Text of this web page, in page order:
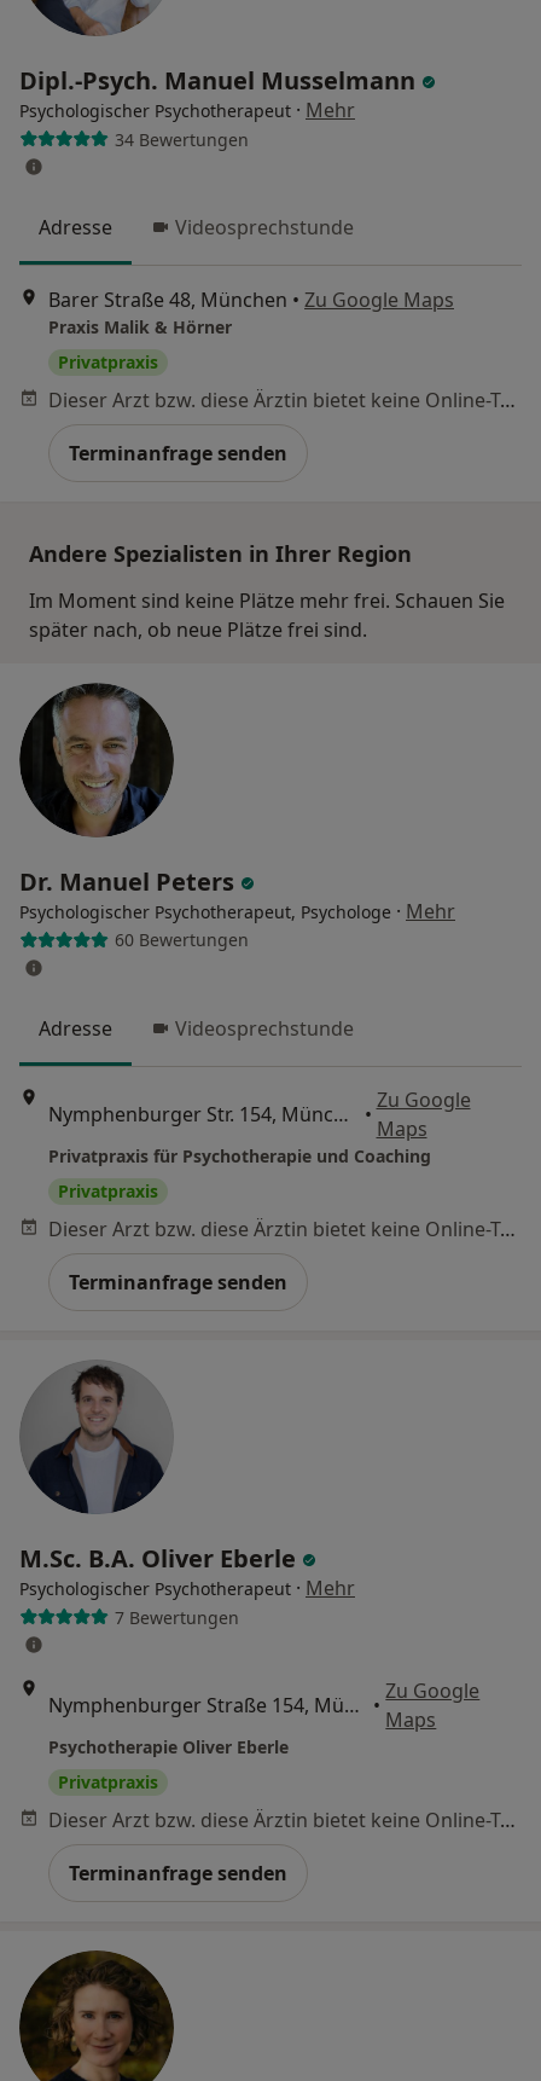
Dipl.-Psych. Manuel Musselmann
Psychologischer Psychotherapeut · Mehr
34 Bewertungen
Adresse Videosprechstunde
Barer Straße 48, München • Zu Google Maps
Praxis Malik & Hörner
Privatpraxis
Dieser Arzt bzw. diese Ärztin bietet keine Online-Terminbuchung an diesem Standort an.
Terminanfrage senden
Andere Spezialisten in Ihrer Region
Im Moment sind keine Plätze mehr frei. Schauen Sie
später nach, ob neue Plätze frei sind.
Dr. Manuel Peters
Psychologischer Psychotherapeut, Psychologe · Mehr
60 Bewertungen
Adresse Videosprechstunde
Nymphenburger Str. 154, München •
Zu Google
Maps
Privatpraxis für Psychotherapie und Coaching
Privatpraxis
Dieser Arzt bzw. diese Ärztin bietet keine Online-Terminbuchung an diesem Standort an.
Terminanfrage senden
M.Sc. B.A. Oliver Eberle
Psychologischer Psychotherapeut · Mehr
7 Bewertungen
Nymphenburger Straße 154, München •
Zu Google
Maps
Psychotherapie Oliver Eberle
Privatpraxis
Dieser Arzt bzw. diese Ärztin bietet keine Online-Terminbuchung an diesem Standort an.
Terminanfrage senden